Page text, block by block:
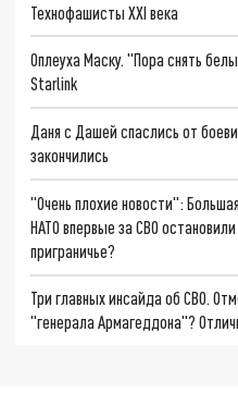
Технофашисты XXI века
Оплеуха Маску. "Пора снять
Starlink
Даня с Дашей спаслись от
закончились
"Очень плохие новости":
НАТО впервые за СВО
приграничье?
Три главных инсайда об СВО.
"генерала Армагеддона"?